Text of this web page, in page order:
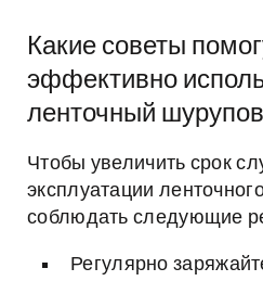
Какие советы
эффективно
ленточный
Чтобы увеличить срок
эксплуатации
соблюдать следующие
Регулярно